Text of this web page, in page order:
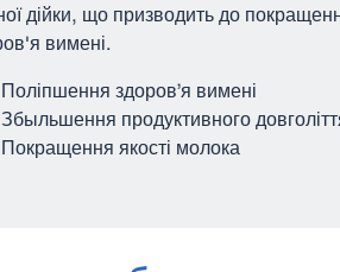
дійки, що призводить до
вимені.
Поліпшення здоров’я вимені
Збыльшення продуктивного
Покращення якості молока